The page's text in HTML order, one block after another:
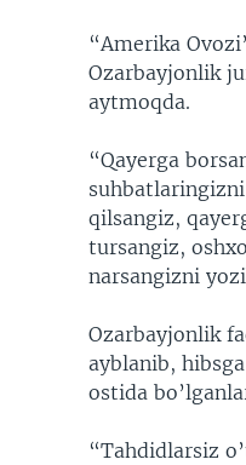
“Amerika
Ozarbayjonlik
aytmoqda.
“Qayerga
qilsangiz,
tursangiz,
narsangizni
Ozarbayjonlik
ayblanib,
ostida
“Tahdidlarsiz